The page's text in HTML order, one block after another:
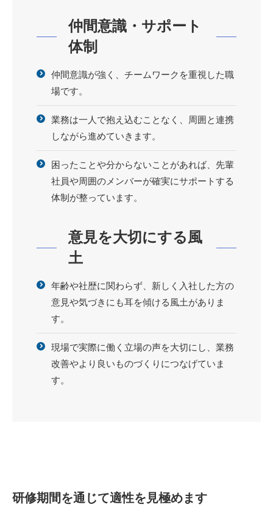
仲間意識・サポート
体制
仲間意識が強く、チームワークを重視した職
場です。
業務は一人で抱え込むことなく、周囲と連携
しながら進めていきます。
困ったことや分からないことがあれば、先輩
社員や周囲のメンバーが確実にサポートする
体制が整っています。
意見を大切にする風
土
年齢や社歴に関わらず、新しく入社した方の
意見や気づきにも耳を傾ける風土がありま
す。
現場で実際に働く立場の声を大切にし、業務
改善やより良いものづくりにつなげていま
す。
研修期間を通じて適性を見極めます